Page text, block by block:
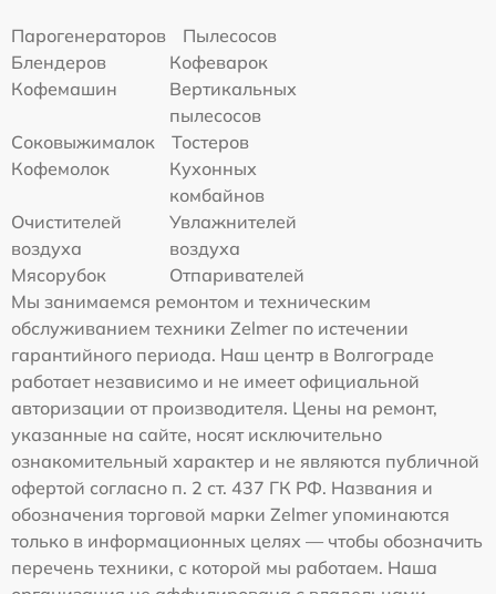
Парогенераторов
Пылесосов
Блендеров
Кофеварок
Кофемашин
Вертикальных
пылесосов
Соковыжималок
Тостеров
Кофемолок
Кухонных
комбайнов
Очистителей
воздуха
Увлажнителей
воздуха
Мясорубок
Отпаривателей
Мы занимаемся ремонтом и техническим
обслуживанием техники Zelmer по истечении
гарантийного периода. Наш центр в Волгограде
работает независимо и не имеет официальной
авторизации от производителя. Цены на ремонт,
указанные на сайте, носят исключительно
ознакомительный характер и не являются публичной
офертой согласно п. 2 ст. 437 ГК РФ. Названия и
обозначения торговой марки Zelmer упоминаются
только в информационных целях — чтобы обозначить
перечень техники, с которой мы работаем. Наша